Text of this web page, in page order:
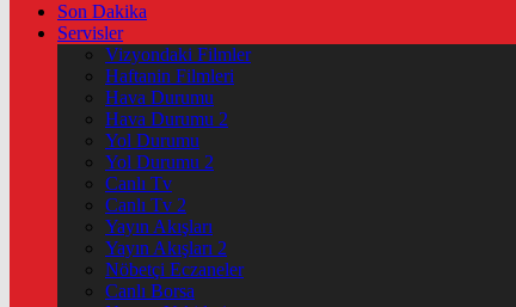
Son Dakika
Servisler
Vizyondaki Filmler
Haftanin Filmleri
Hava Durumu
Hava Durumu 2
Yol Durumu
Yol Durumu 2
Canlı Tv
Canlı Tv 2
Yayın Akışları
Yayın Akışları 2
Nöbetçi Eczaneler
Canlı Borsa